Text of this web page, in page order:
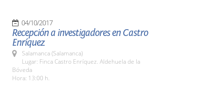
04/10/2017
Recepción a investigadores en Castro
Enríquez
Salamanca (Salamanca)
Lugar: Finca Castro Enríquez. Aldehuela de la
Bóveda
Hora: 13:00 h.